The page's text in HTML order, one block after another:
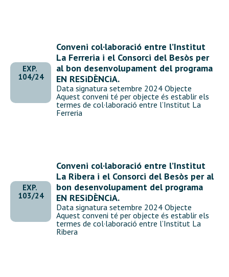
EXP.
104/24
Conveni col·laboració entre l’Institut
La Ferreria i el Consorci del Besòs per
al bon desenvolupament del programa
EN RESiDÈNCiA.
Data signatura setembre 2024 Objecte
Aquest conveni té per objecte és establir els
termes de col·laboració entre l’Institut La
Ferreria
EXP.
103/24
Conveni col·laboració entre l’Institut
La Ribera i el Consorci del Besòs per al
bon desenvolupament del programa
EN RESiDÈNCiA.
Data signatura setembre 2024 Objecte
Aquest conveni té per objecte és establir els
termes de col·laboració entre l’Institut La
Ribera